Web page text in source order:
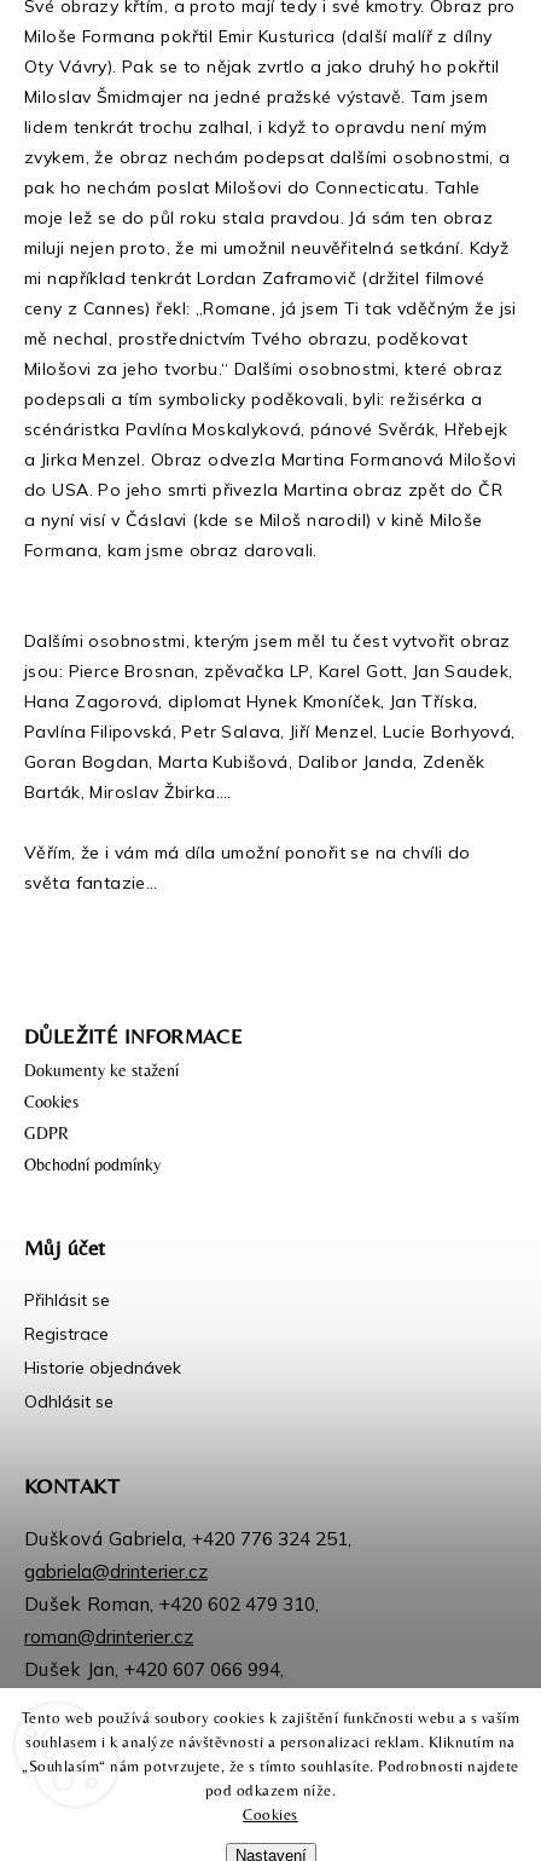
Tento web používá soubory cookies k zajištění funkčnosti webu a s vaším
souhlasem i k analýze návštěvnosti a personalizaci reklam. Kliknutím na
„Souhlasím“ nám potvrzujete, že s tímto souhlasíte. Podrobnosti najdete
pod odkazem níže.
Cookies
Nastavení
Své obrazy křtím, a proto mají tedy i své kmotry. Obraz pro
Miloše Formana pokřtil Emir Kusturica (další malíř z dílny
Oty Vávry). Pak se to nějak zvrtlo a jako druhý ho pokřtil
Miloslav Šmidmajer na jedné pražské výstavě. Tam jsem
lidem tenkrát trochu zalhal, i když to opravdu není mým
zvykem, že obraz nechám podepsat dalšími osobnostmi, a
pak ho nechám poslat Milošovi do Connecticatu. Tahle
moje lež se do půl roku stala pravdou. Já sám ten obraz
miluji nejen proto, že mi umožnil neuvěřitelná setkání. Když
mi například tenkrát Lordan Zaframovič (držitel filmové
ceny z Cannes) řekl: „Romane, já jsem Ti tak vděčným že jsi
mě nechal, prostřednictvím Tvého obrazu, poděkovat
Milošovi za jeho tvorbu.“ Dalšími osobnostmi, které obraz
podepsali a tím symbolicky poděkovali, byli: režisérka a
scénáristka Pavlína Moskalyková, pánové Svěrák, Hřebejk
a Jirka Menzel. Obraz odvezla Martina Formanová Milošovi
do USA. Po jeho smrti přivezla Martina obraz zpět do ČR
a nyní visí v Čáslavi (kde se Miloš narodil) v kině Miloše
Formana, kam jsme obraz darovali.
Dalšími osobnostmi, kterým jsem měl tu čest vytvořit obraz
jsou: Pierce Brosnan, zpěvačka LP, Karel Gott, Jan Saudek,
Hana Zagorová, diplomat Hynek Kmoníček, Jan Tříska,
Pavlína Filipovská, Petr Salava, Jiří Menzel, Lucie Borhyová,
Goran Bogdan, Marta Kubišová, Dalibor Janda, Zdeněk
Barták, Miroslav Žbirka….
Věřím, že i vám má díla umožní ponořit se na chvíli do
světa fantazie…
DŮLEŽITÉ INFORMACE
Dokumenty ke stažení
Cookies
GDPR
Obchodní podmínky
Můj účet
Přihlásit se
Registrace
Historie objednávek
Odhlásit se
KONTAKT
Dušková Gabriela,+420 776 324 251,
gabriela@drinterier.cz
Dušek Roman,+420 602 479 310,
roman@drinterier.cz
Dušek Jan,+420 607 066 994,
Sledujte nás na Facebooku
Instagram